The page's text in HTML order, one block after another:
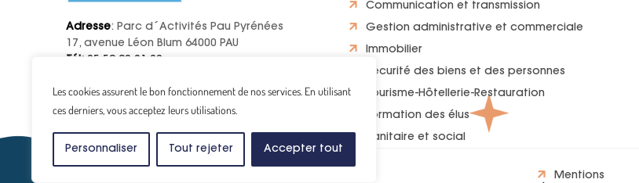
Les cookies assurent le bon fonctionnement de nos services. En utilisant
ces derniers, vous acceptez leurs utilisations.
Personnaliser Tout rejeter Accepter tout
Adresse: Parc d´Activités Pau Pyrénées
17, avenue Léon Blum 64000 PAU
Communication et transmission
Gestion administrative et commerciale
Immobilier
Sécurité des biens et des personnes
Tourisme-Hôtellerie-Restauration
Formation des élus
Sanitaire et social
Mentions